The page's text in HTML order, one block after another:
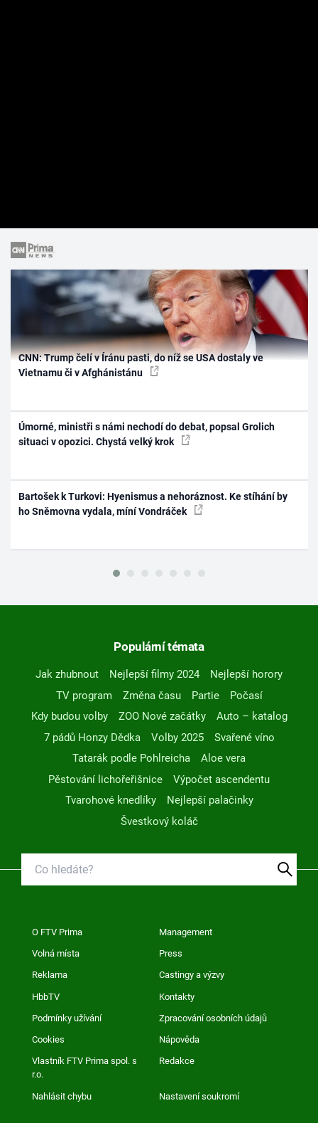
CNN: Trump čelí v Íránu pasti, do níž se USA dostaly ve
Vietnamu či v Afghánistánu
Úmorné, ministři s námi nechodí do debat, popsal Grolich
situaci v opozici. Chystá velký krok
Bartošek k Turkovi: Hyenismus a nehoráznost. Ke stíhání by
ho Sněmovna vydala, míní Vondráček
Populární témata
Jak zhubnout Nejlepší filmy 2024
Nejlepší horory
TV program
Změna času Partie
Počasí
Kdy budou volby
ZOO Nové začátky
Auto – katalog
7 pádů Honzy Dědka
Volby 2025
Svařené víno
Tatarák podle Pohlreicha
Aloe vera
Pěstování lichořeřišnice
Výpočet ascendentu
Tvarohové knedlíky
Nejlepší palačinky
Švestkový koláč
O FTV Prima Management
Volná místa Press
Reklama Castingy a výzvy
HbbTV Kontakty
Podmínky užívání Zpracování osobních údajů
Cookies Nápověda
Vlastník FTV Prima spol. s
r.o.
Redakce
Nahlásit chybu Nastavení soukromí